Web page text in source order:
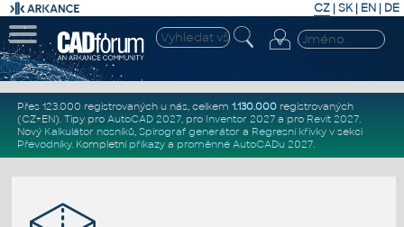
CZ | SK| EN | DE
Přes 123.000 registrovaných u nás, celkem 1.130.000registrovaných
(CZ+EN). Tipy pro AutoCAD 2027, pro Inventor 2027a pro Revit 2027.
Nový Kalkulátor nosníků, Spirograf generátor a Regresní křivkyv sekci
Převodníky. Kompletní příkazya proměnné AutoCADu 2027.